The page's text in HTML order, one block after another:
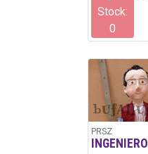
Stock:
0
PRSZ
INGENIERO